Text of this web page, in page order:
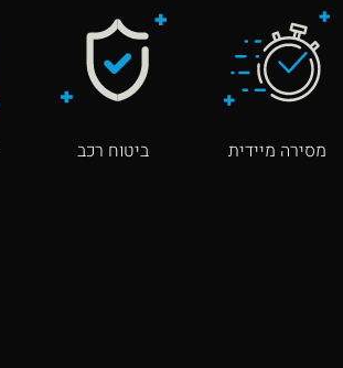
מסירה מיידית ביטוח רכב